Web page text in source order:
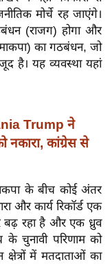
मोर्चे रह जाएंगे।
(राजग) होगा और
(माकपा) का गठबंधन, जो
है। यह व्यवस्था यहां
Trump ने
कांग्रेस से
के बीच कोई अंतर
और कार्य रिकॉर्ड एक
बढ़ रहा है और एक ध्रुव
के चुनावी परिणाम को
में मतदाताओं का